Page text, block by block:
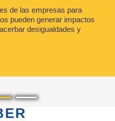
de las empresas para
pueden generar impactos
desigualdades y